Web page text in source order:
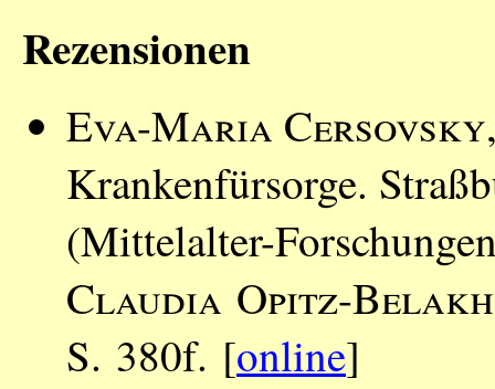
Rezensionen
Eva-Maria Cersovsky
Krankenfürsorge.
(Mittelalter-
Claudia Opitz-
S. 380f. [online]